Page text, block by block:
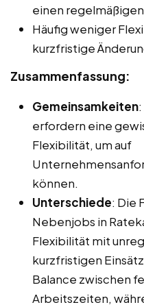
einen
Häufig weniger
kurzfristige
Zusammenfassung:
Gemeinsamkeiten
erfordern eine
Flexibilität, um auf
können.
Unterschiede: Die
Nebenjobs in
Flexibilität mit
kurzfristigen
Balance zwischen
Arbeitszeiten,